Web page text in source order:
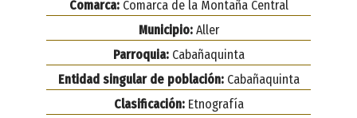
Comarca:Comarca de la Montaña Central
Municipio:Aller
Parroquia:Cabañaquinta
Entidad singular de población:Cabañaquinta
Clasificación:Etnografía